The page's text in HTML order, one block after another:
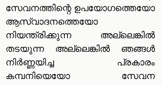
സേവനത്തിന്റെ ഉപയോഗത്തെയോ
ആസ്വാദനത്തെയോ
നിയന്ത്രിക്കുന്ന അല്ലെങ്കിൽ
തടയുന്ന അല്ലെങ്കിൽ ഞങ്ങൾ
നിർണ്ണയിച്ച പ്രകാരം
കമ്പനിയെയോ സേവന